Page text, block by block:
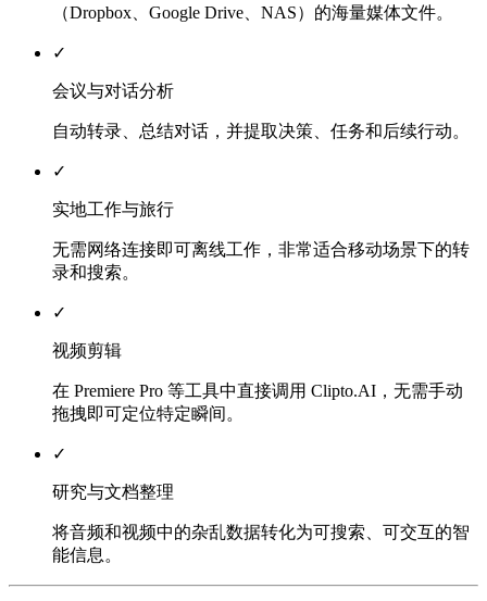
（Dropbox、Google Drive、NAS）的海量媒体文件。
✓
会议与对话分析
自动转录、总结对话，并提取决策、任务和后续行动。
✓
实地工作与旅行
无需网络连接即可离线工作，非常适合移动场景下的转
录和搜索。
✓
视频剪辑
在 Premiere Pro 等工具中直接调用 Clipto.AI，无需手动
拖拽即可定位特定瞬间。
✓
研究与文档整理
将音频和视频中的杂乱数据转化为可搜索、可交互的智
能信息。